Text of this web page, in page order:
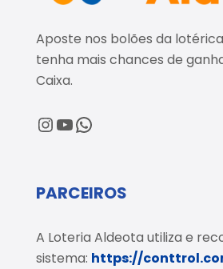
Aposte nos bolões da lotérica
tenha mais chances de
Caixa.
@loteriaaldeota
@loteriaaldeota
Central de Atendimento
PARCEIROS
A Loteria Aldeota utiliza e
sistema: https://